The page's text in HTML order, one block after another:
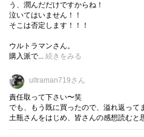
人間の本質は善も悪もある。
にも利してしまうのだろうなー。
塩田武士さんの「罪の声」の
実際の事件から着想を得るの
歩も出ていない気がする。
良い意味でも悪い意味でもど真
いろんな感情を刺激された良
う、潤んだだけですからね！
泣いてはいません！！
そこは否定します！！！
ウルトラマンさん。
購入派で... 続きをみる
ultraman719さん
責任取って下さい〜笑
でも、もう既に買ったので、溢れ返って
土瓶さんをはじめ、皆さんの感想読むと